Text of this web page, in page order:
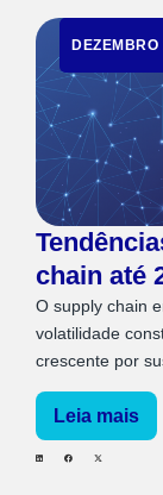
chain até
O supply chain
volatilidade
crescente por
Leia mais